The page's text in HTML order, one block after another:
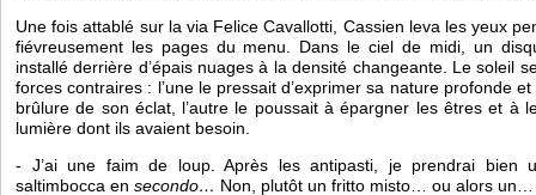
Une fois attablé sur la via Felice Cavallotti, Cassien leva les yeux
fiévreusement les pages du menu. Dans le ciel de midi, un
installé derrière d’épais nuages à la densité changeante. Le soleil
forces contraires : l’une le pressait d’exprimer sa nature profonde
brûlure de son éclat, l’autre le poussait à épargner les êtres et à
lumière dont ils avaient besoin.
- J’ai une faim de loup. Après les antipasti, je prendrai
saltimbocca en secondo… Non, plutôt un fritto misto… ou alors un…